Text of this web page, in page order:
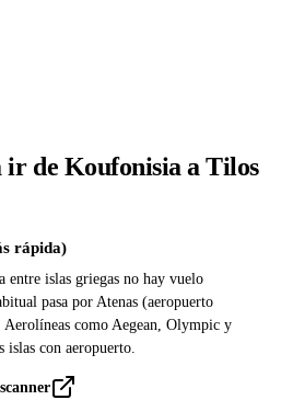
de Koufonisia a Tilos
rápida)
entre islas griegas no hay vuelo
pasa por Atenas (aeropuerto
como Aegean, Olympic y
islas con aeropuerto.